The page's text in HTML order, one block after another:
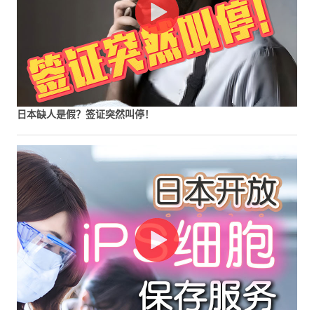
日本缺人是假？签证突然叫停！